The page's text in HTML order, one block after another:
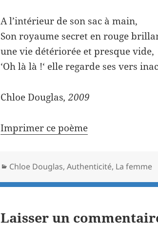
A l’intérieur de son sac à main,
Son royaume secret en rouge
une vie détériorée et presque vide,
‘Oh là là !‘ elle regarde ses vers
Chloe Douglas, 2009
Imprimer ce poème
Catégories
Chloe Douglas,Authenticité, La femme
Laisser un